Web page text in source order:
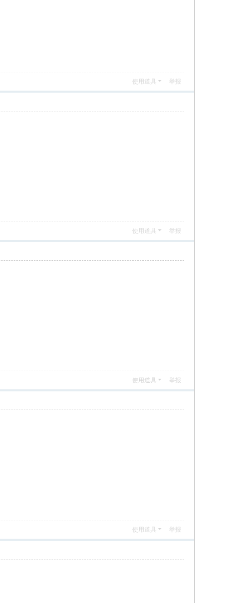
使用道具 举报
使用道具 举报
使用道具 举报
使用道具 举报